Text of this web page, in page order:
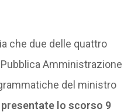
che due delle quattro
Amministrazione
del ministro
lo scorso 9